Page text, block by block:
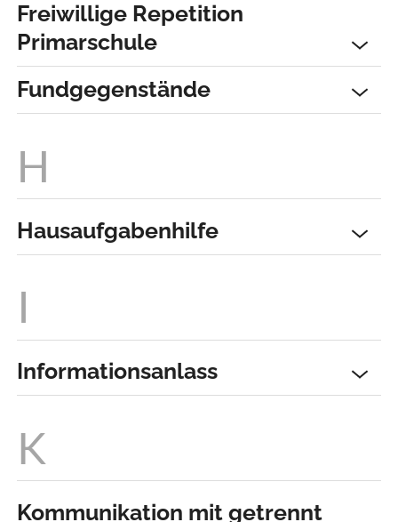
Freiwillige Repetition
Primarschule
Fundgegenstände
Hausaufgabenhilfe
Informationsanlass
Kommunikation mit getrennt